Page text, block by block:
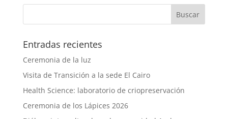
Entradas recientes
Ceremonia de la luz
Visita de Transición a la sede El Cairo
Health Science: laboratorio de criopreservación
Ceremonia de los Lápices 2026